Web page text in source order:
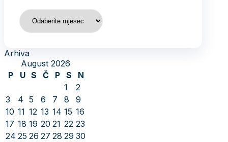
Arhiva
Arhiva
August 2026
P
U S Č P S
N
1
2
3
4 5 6 7 8
9
10 11 12 13 14 15 16
17 18 19 20 21 22 23
24 25 26 27 28 29 30